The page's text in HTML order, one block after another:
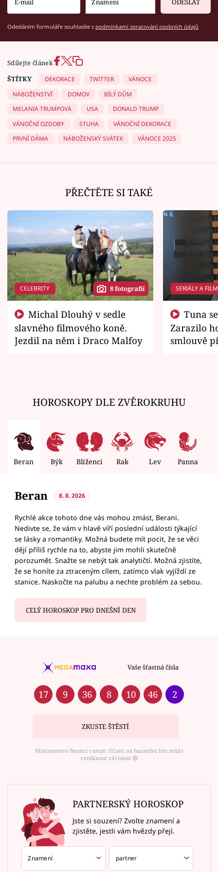
ODESLAT
Odesláním formuláře souhlasíte s podmínkami zpracování osobních údajů
Sdílejte článek
ŠTÍTKY
DEKORACE TWITTER
VÁNOCE
NÁBOŽENSTVÍ
DOMOV
BÍLÝ DŮM
MELANIA TRUMPOVÁ
USA
DONALD TRUMP
VÁNOČNÍ OZDOBY
STUHA
VÁNOČNÍ DEKORACE
PRVNÍ DÁMA
NÁBOŽENSKÝ SVÁTEK VÁNOCE 2025
PŘEČTĚTE SI TAKÉ
CELEBRITY 8 fotografií
slavného filmového koně.
Jezdil na něm i Draco Malfoy
SERIÁLY A
Zarazilo
smlouvě
HOROSKOPY DLE ZVĚROKRUHU
Beran Býk Blíženci Rak Lev Panna
Beran 8. 8. 2026
Rychlé akce tohoto dne vás mohou zmást, Berani.
Nedivte se, že vám v hlavě víří poslední události týkající
se lásky a romantiky. Možná budete mít pocit, že se věci
dějí příliš rychle na to, abyste jim mohli skutečně
porozumět. Snažte se nebýt tak analytičtí. Možná zjistíte,
že se honíte za ztraceným cílem, zatímco vlak vyjíždí ze
stanice. Naskočte na palubu a nechte problém za sebou.
CELÝ HOROSKOP PRO DNEŠNÍ DEN
Vaše šťastná čísla
17 9 36 8 10 46 2
ZKUSTE ŠTĚSTÍ
Ministerstvo financí varuje: Účastí na hazardní hře může
vzniknout závislost ⑱
PARTNERSKÝ HOROSKOP
Jste si souzení? Zvolte znamení a
zjistěte, jestli vám hvězdy přejí.